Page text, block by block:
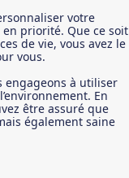
votre
priorité. Que ce soit
de vie, vous avez le
vous.
engageons à utiliser
En
être assuré que
également saine